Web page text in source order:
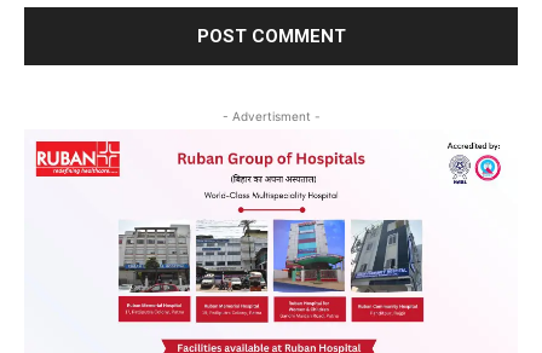
- Advertisment -